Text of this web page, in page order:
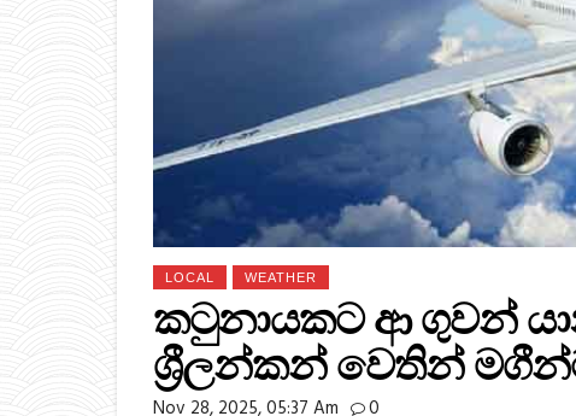
LOCAL WEATHER
කටුනායකට ආ ගුවන්
ශ්‍රීලන්කන් වෙතින්
Nov 28, 2025, 05:37 Am 0